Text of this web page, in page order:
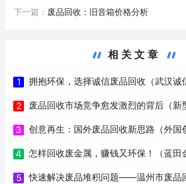
下一篇： 废品回收：旧音箱价格分析
相关文章
1 拥抱环保，选择诚信废品回收（武汉诚
2 废品回收市场竞争愈发激烈的背后（新
3 创意再生：国外废品回收新思路（外国
4 怎样回收废金属，赚钱又环保！（蓝田
5 快速解决废品堆积问题——温州市废品